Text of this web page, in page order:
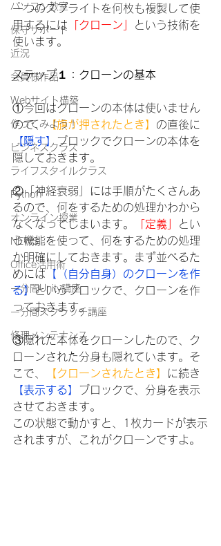
パソコン教室
保守サポート
近況
会員様作品
Webサイト構築
作ってみよう！
ビジネスクラス
ライフスタイルクラス
Python
オンライン授業
NEWS
Office活用術
一分間Unity講座
一分間スクラッチ講座
修理メンテナンス
一つのスプライトを何枚も複製して使
用するには 「クローン」
という技術を
使います。
ステップ１：クローンの基本
①今回はクローンの本体は使いません
ので、【旗が押されたとき】 の直後に
【隠す】 ブロックでクローンの本体を
隠しておきます。
②「神経衰弱」には手順がたくさんあ
るので、何をするための処理かわから
なくなってしまいます。
「定義」
とい
う機能を使って、何をするための処理
か明確にしておきます。まず並べるた
めには 【（自分自身）のクローンを作
る】というブロックで、クローンを作
っておきます。
③隠れた本体をクローンしたので、ク
ローンされた分身も隠れています。そ
こで、
【クローンされたとき】
に続き
【表示する】
ブロックで、分身を表示
させておきます。
この状態で動かすと、1枚カードが表示
されますが、これがクローンですよ。